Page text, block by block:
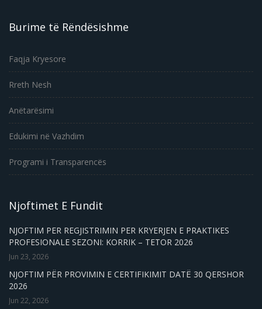
Burime të Rëndësishme
Faqja Kryesore
Rreth Nesh
Anëtarësimi
Edukimi në Vazhdim
Programi i Transparencës
Njoftimet E Fundit
NJOFTIM PER REGJISTRIMIN PER KRYERJEN E PRAKTIKES
PROFESIONALE SEZONI: KORRIK – TETOR 2026
Jun 23, 2026
NJOFTIM PËR PROVIMIN E CERTIFIKIMIT DATË 30 QERSHOR
2026
Jun 22, 2026